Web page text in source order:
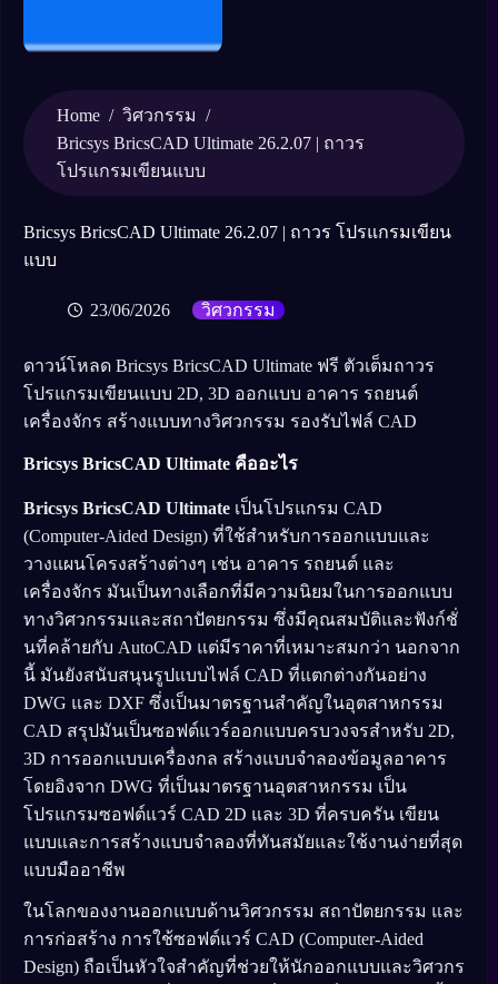
Home / วิศวกรรม /
Bricsys BricsCAD Ultimate 26.2.07 | ถาวร
โปรแกรมเขียนแบบ
Bricsys BricsCAD Ultimate 26.2.07 | ถาวร โปรแกรมเขียน
แบบ
23/06/2026 วิศวกรรม
ดาวน์โหลด Bricsys BricsCAD Ultimate ฟรี ตัวเต็มถาวร
โปรแกรมเขียนแบบ 2D, 3D ออกแบบ อาคาร รถยนต์
เครื่องจักร สร้างแบบทางวิศวกรรม รองรับไฟล์ CAD
Bricsys BricsCAD Ultimate คืออะไร
Bricsys BricsCAD Ultimate เป็นโปรแกรม CAD
(Computer-Aided Design) ที่ใช้สำหรับการออกแบบและ
วางแผนโครงสร้างต่างๆ เช่น อาคาร รถยนต์ และ
เครื่องจักร มันเป็นทางเลือกที่มีความนิยมในการออกแบบ
ทางวิศวกรรมและสถาปัตยกรรม ซึ่งมีคุณสมบัติและฟังก์ชั่
นที่คล้ายกับ AutoCAD แต่มีราคาที่เหมาะสมกว่า นอกจาก
นี้ มันยังสนับสนุนรูปแบบไฟล์ CAD ที่แตกต่างกันอย่าง
DWG และ DXF ซึ่งเป็นมาตรฐานสำคัญในอุตสาหกรรม
CAD สรุปมันเป็นซอฟต์แวร์ออกแบบครบวงจรสำหรับ 2D,
3D การออกแบบเครื่องกล สร้างแบบจำลองข้อมูลอาคาร
โดยอิงจาก DWG ที่เป็นมาตรฐานอุตสาหกรรม เป็น
โปรแกรมซอฟต์แวร์ CAD 2D และ 3D ที่ครบครัน เขียน
แบบและการสร้างแบบจำลองที่ทันสมัยและใช้งานง่ายที่สุด
แบบมืออาชีพ
ในโลกของงานออกแบบด้านวิศวกรรม สถาปัตยกรรม และ
การก่อสร้าง การใช้ซอฟต์แวร์ CAD (Computer-Aided
Design) ถือเป็นหัวใจสำคัญที่ช่วยให้นักออกแบบและวิศวกร